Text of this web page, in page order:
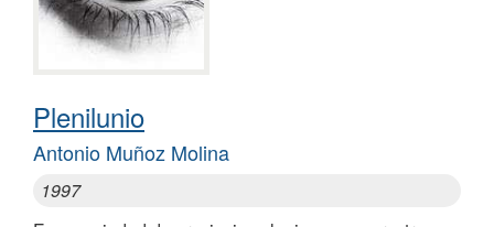
Plenilunio
Antonio Muñoz Molina
1997